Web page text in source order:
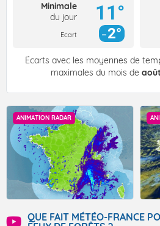
Minimale
du jour
Ecart
11°
2°
Écarts avec les moyennes de
maximales du mois de août
ANIMATION RADAR
QUE FAIT MÉTÉO-FRANCE